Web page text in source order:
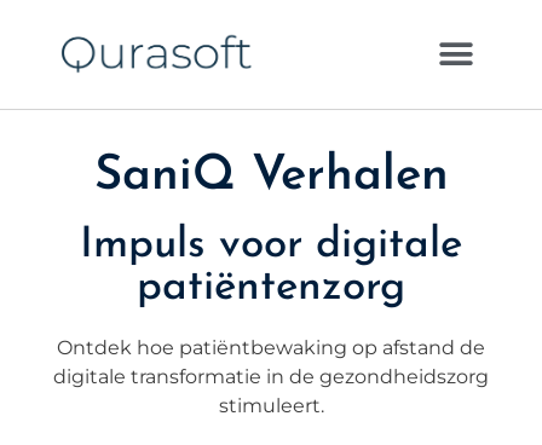
SaniQ Verhalen
Impuls voor digitale
patiëntenzorg
Ontdek hoe patiëntbewaking op afstand de
digitale transformatie in de gezondheidszorg
stimuleert.